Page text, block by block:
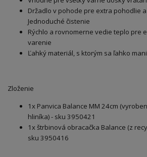
Držadlo v pohode pre extra pohodlie
Jednoduché čistenie
Rýchlo a rovnomerne vedie teplo pre
varenie
Ľahký materiál, s ktorým sa ľahko
Zloženie
1x Panvica Balance MM 24cm
hliníka) - sku 3950421
1x štrbinová obracačka Balance (z
sku 3950416